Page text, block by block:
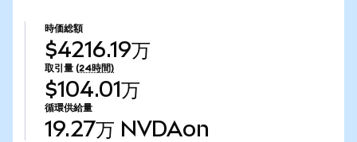
時価総額
$4216.19万
取引量 (24時間)
$104.01万
循環供給量
19.27万 NVDAon